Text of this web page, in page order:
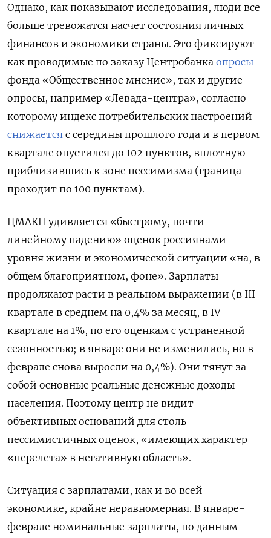
Однако, как показывают исследования, люди все
больше тревожатся насчет состояния личных
финансов и экономики страны. Это фиксируют
как проводимые по заказу Центробанка опросы
фонда «Общественное мнение», так и другие
опросы, например «Левада-центра», согласно
которому индекс потребительских настроений
снижается с середины прошлого года и в первом
квартале опустился до 102 пунктов, вплотную
приблизившись к зоне пессимизма (граница
проходит по 100 пунктам).
ЦМАКП удивляется «быстрому, почти
линейному падению» оценок россиянами
уровня жизни и экономической ситуации «на, в
общем благоприятном, фоне». Зарплаты
продолжают расти в реальном выражении (в III
квартале в среднем на 0,4% за месяц, в IV
квартале на 1%, по его оценкам с устраненной
сезонностью; в январе они не изменились, но в
феврале снова выросли на 0,4%). Они тянут за
собой основные реальные денежные доходы
населения. Поэтому центр не видит
объективных оснований для столь
пессимистичных оценок, «имеющих характер
«перелета» в негативную область».
Ситуация с зарплатами, как и во всей
экономике, крайне неравномерная. В январе-
феврале номинальные зарплаты, по данным